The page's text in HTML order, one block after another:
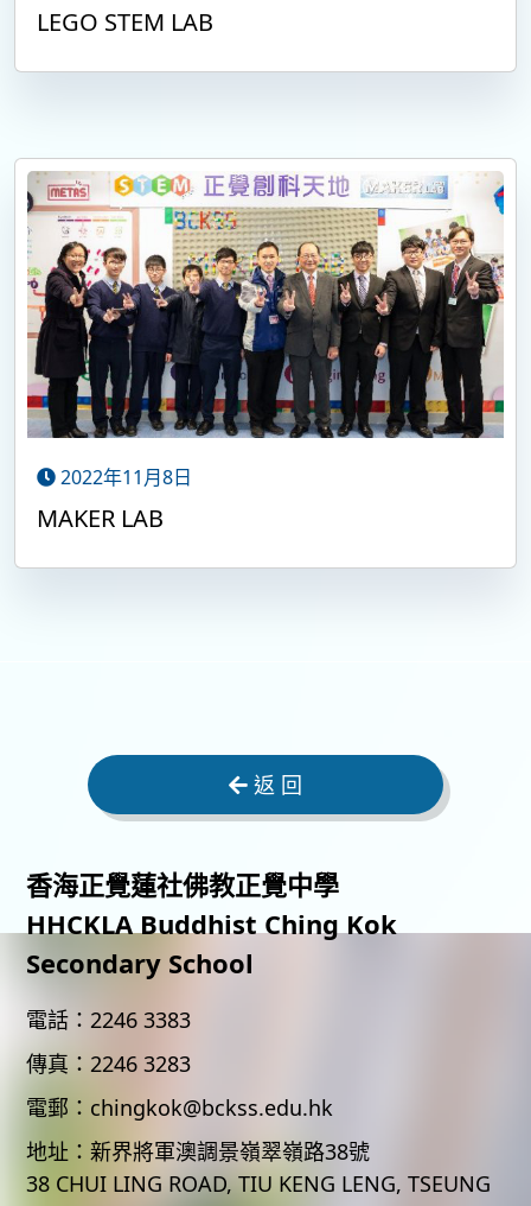
LEGO STEM LAB
2022年11月8日
MAKER LAB
返 回
香海正覺蓮社佛教正覺中學
HHCKLA Buddhist Ching Kok
Secondary School
電話： 2246 3383
傳真： 2246 3283
電郵： chingkok@bckss.edu.hk
地址： 新界將軍澳調景嶺翠嶺路38號
38 CHUI LING ROAD, TIU KENG LENG, TSEUNG